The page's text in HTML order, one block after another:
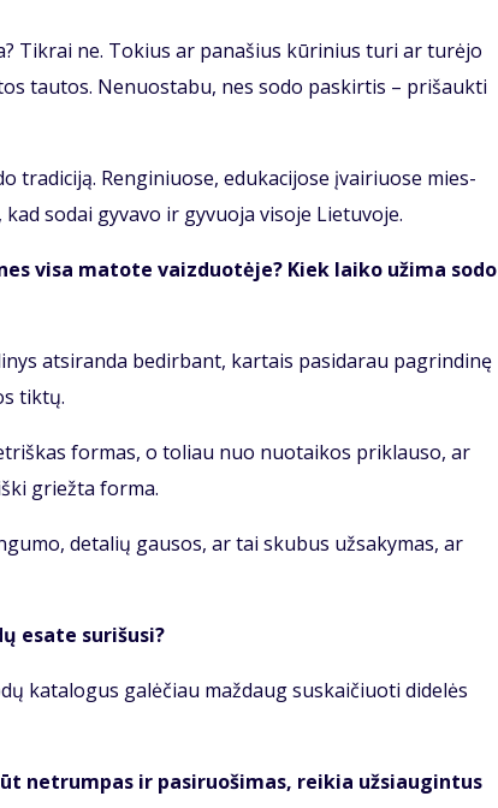
Tik­rai ne. To­kius ar pa­na­šius kū­ri­nius tu­ri ar tu­rė­jo
tau­tos. Ne­nuos­ta­bu, nes so­do pa­skir­tis – pri­šauk­ti
tra­di­ci­ją. Ren­gi­niuo­se, edu­ka­ci­jo­se įvai­riuo­se mies­
so­dai gy­va­vo ir gy­vuo­ja vi­so­je Lie­tu­vo­je.
vi­sa ma­to­te vaiz­duo­tė­je? Kiek lai­ko už­ima so­do
at­si­ran­da be­dir­bant, kar­tais pa­si­da­rau pa­grin­di­nę
tik­tų.
for­mas, o to­liau nuo nuo­tai­kos pri­klau­so, ar
griež­ta for­ma.
de­ta­lių gau­sos, ar tai sku­bus už­sa­ky­mas, ar
esa­te su­ri­šu­si?
ka­ta­lo­gus ga­lė­čiau maž­daug su­skai­čiuo­ti di­de­lės
ne­trum­pas ir pa­si­ruo­ši­mas, rei­kia už­si­au­gin­tus